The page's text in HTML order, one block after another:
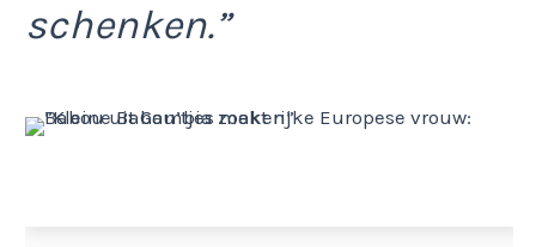
schenken.”